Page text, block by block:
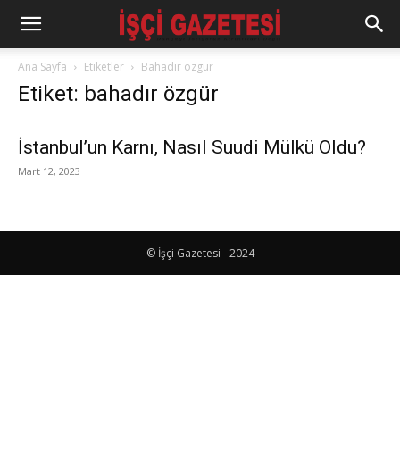
Ana Sayfa Etiketler Bahadır özgür
Etiket: bahadır özgür
İstanbul’un Karnı, Nasıl Suudi Mülkü Oldu?
Mart 12, 2023
© İşçi Gazetesi - 2024